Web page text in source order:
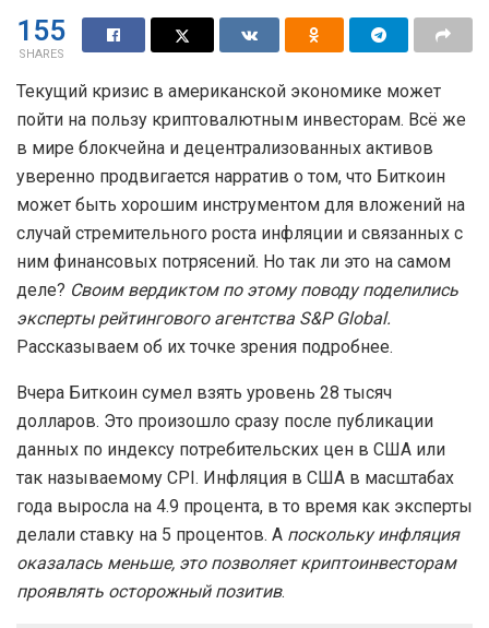
155
SHARES
Текущий кризис в американской экономике может
пойти на пользу криптовалютным инвесторам. Всё же
в мире блокчейна и децентрализованных активов
уверенно продвигается нарратив о том, что Биткоин
может быть хорошим инструментом для вложений на
случай стремительного роста инфляции и связанных с
ним финансовых потрясений. Но так ли это на самом
деле? Своим вердиктом по этому поводу поделились
эксперты рейтингового агентства S&P Global.
Рассказываем об их точке зрения подробнее.
Вчера Биткоин сумел взять уровень 28 тысяч
долларов. Это произошло сразу после публикации
данных по индексу потребительских цен в США или
так называемому CPI. Инфляция в США в масштабах
года выросла на 4.9 процента, в то время как эксперты
делали ставку на 5 процентов. А поскольку инфляция
оказалась меньше, это позволяет криптоинвесторам
проявлять осторожный позитив.